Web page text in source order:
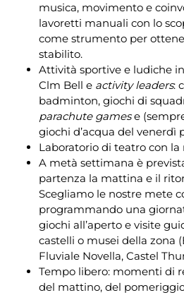
musica, movimento e
lavoretti manuali con lo
come strumento per
stabilito.
Attività sportive e ludiche
Clm Bell e activity leaders:
badminton, giochi di
parachute gamese
giochi d’acqua del venerdì
Laboratorio di teatro con la
A metà settimana è
partenza la mattina e il
Scegliamo le nostre mete
programmando una
giochi all’aperto e visite
castelli o musei della zona
Fluviale Novella, Castel
Tempo libero: momenti di
del mattino, del